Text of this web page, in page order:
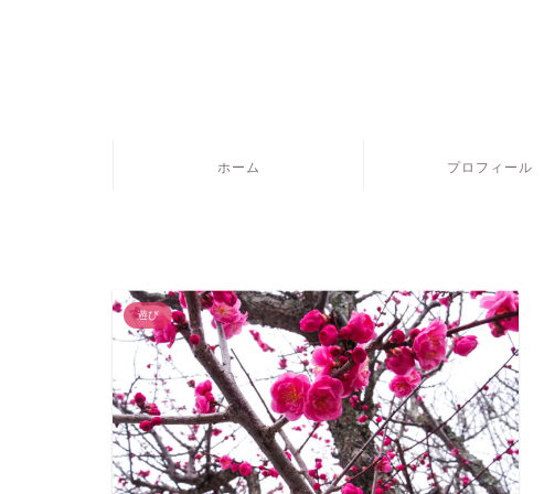
ホーム プロフィール
遊び